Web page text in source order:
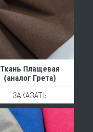
Ткань Плащевая
(аналог Грета)
ЗАКАЗАТЬ